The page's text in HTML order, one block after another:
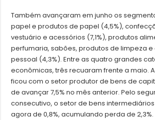
Também avançaram em junho os
papel e produtos de papel (4,5%),
vestuário e acessórios (7,1%), produtos
perfumaria, sabões, produtos de limpeza e
pessoal (4,3%). Entre as quatro grandes
econômicas, três recuaram frente a maio.
ficou com o setor produtor de bens de
de avançar 7,5% no mês anterior. Pelo
consecutivo, o setor de bens
agora de 0,8%, acumulando perda de